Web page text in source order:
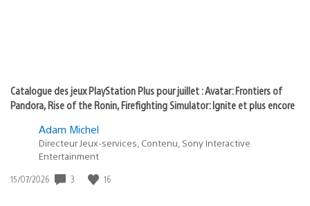
Catalogue des jeux PlayStation Plus pour juillet : Avatar: Frontiers of
Pandora, Rise of the Ronin, Firefighting Simulator: Ignite et plus encore
Adam Michel
Directeur Jeux-services, Contenu, Sony Interactive
Entertainment
Date
15/07/2026 3 16